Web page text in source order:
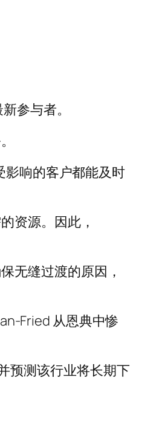
参与者。
影响的客户都能及时
资源。因此，
无缝过渡的原因，
Fried 从恩典中惨
预测该行业将长期下